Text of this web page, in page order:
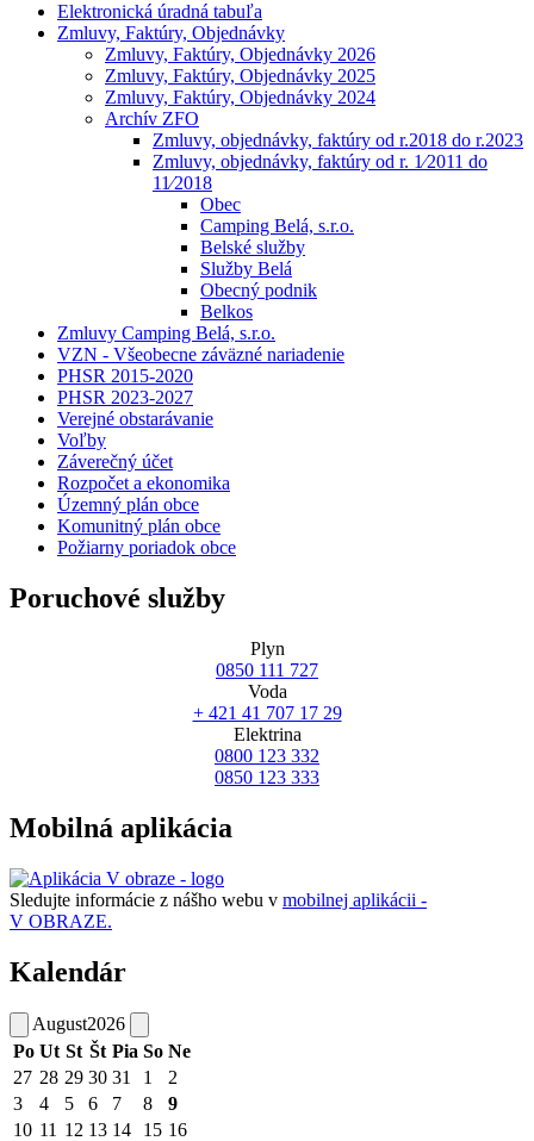
Elektronická úradná tabuľa
Zmluvy, Faktúry, Objednávky
Zmluvy, Faktúry, Objednávky 2026
Zmluvy, Faktúry, Objednávky 2025
Zmluvy, Faktúry, Objednávky 2024
Archív ZFO
Zmluvy, objednávky, faktúry od r.2018 do r.2023
Zmluvy, objednávky, faktúry od r. 1⁄2011 do
11⁄2018
Obec
Camping Belá, s.r.o.
Belské služby
Služby Belá
Obecný podnik
Belkos
Zmluvy Camping Belá, s.r.o.
VZN - Všeobecne záväzné nariadenie
PHSR 2015-2020
PHSR 2023-2027
Verejné obstarávanie
Voľby
Záverečný účet
Rozpočet a ekonomika
Územný plán obce
Komunitný plán obce
Požiarny poriadok obce
Poruchové služby
Plyn
0850 111 727
Voda
+ 421 41 707 17 29
Elektrina
0800 123 332
0850 123 333
Mobilná aplikácia
Sledujte informácie z nášho webu v mobilnej aplikácii -
V OBRAZE.
Kalendár
August2026
Po Ut St Št Pia So Ne
27 28 29 30 31 1
2
3
4 5 6 7 8
9
10 11 12 13 14 15 16